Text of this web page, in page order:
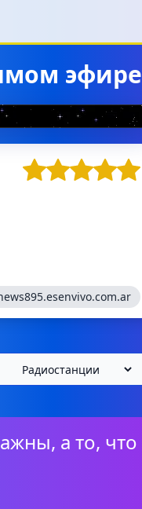
эфире
а то, что